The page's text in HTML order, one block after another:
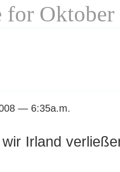
Oktober
— 6:35a.m.
Irland